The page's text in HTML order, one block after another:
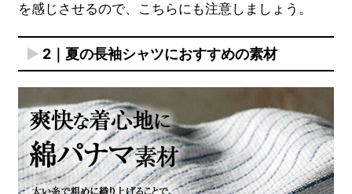
を感じさせるので、こちらにも注意しましょう。
2｜夏の長袖シャツにおすすめの素材